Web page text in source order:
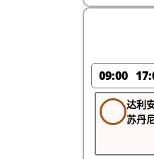
09:00
达利
苏丹